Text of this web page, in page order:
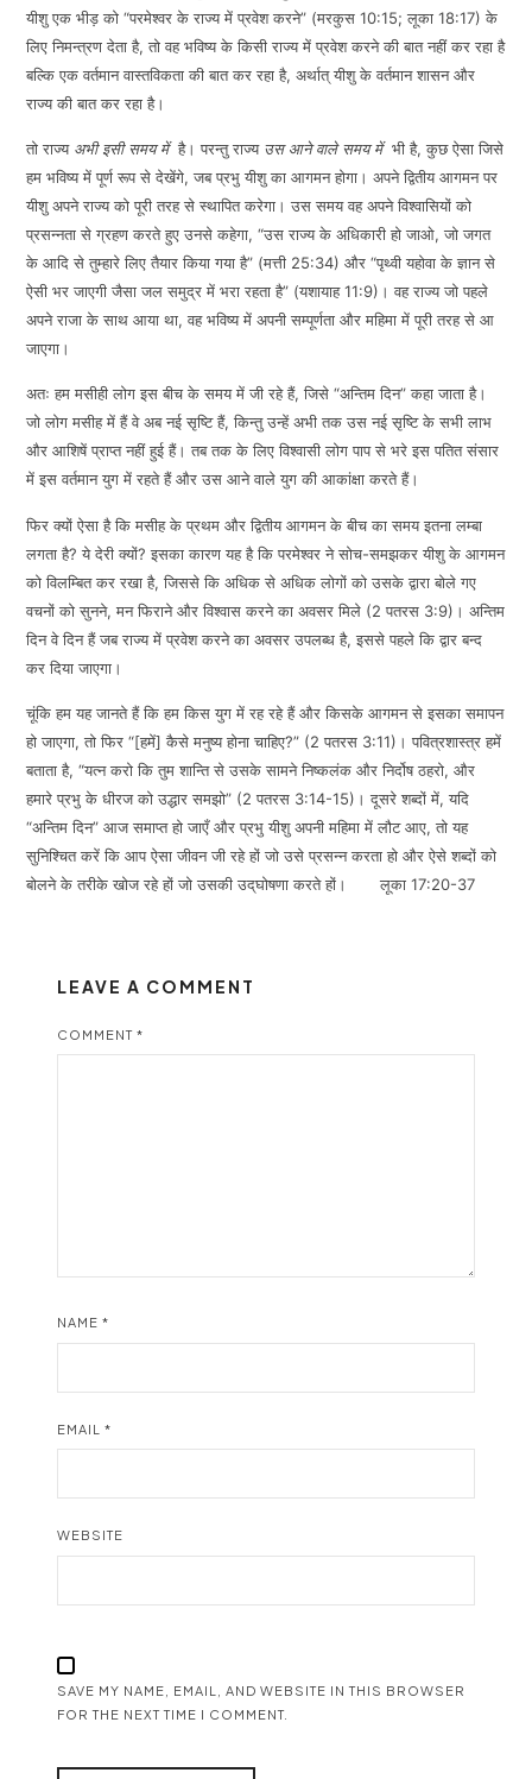
यीशु एक भीड़ को “परमेश्वर के राज्य में प्रवेश करने” (मरकुस 10:15; लूका 18:17) के
लिए निमन्त्रण देता है, तो वह भविष्य के किसी राज्य में प्रवेश करने की बात नहीं कर रहा है
बल्कि एक वर्तमान वास्तविकता की बात कर रहा है, अर्थात् यीशु के वर्तमान शासन और
राज्य की बात कर रहा है।
तो राज्य अभी इसी समय मेंहै। परन्तु राज्य उस आने वाले समय मेंभी है, कुछ ऐसा जिसे
हम भविष्य में पूर्ण रूप से देखेंगे, जब प्रभु यीशु का आगमन होगा। अपने द्वितीय आगमन पर
यीशु अपने राज्य को पूरी तरह से स्थापित करेगा। उस समय वह अपने विश्वासियों को
प्रसन्नता से ग्रहण करते हुए उनसे कहेगा, “उस राज्य के अधिकारी हो जाओ, जो जगत
के आदि से तुम्हारे लिए तैयार किया गया है” (मत्ती 25:34) और “पृथ्वी यहोवा के ज्ञान से
ऐसी भर जाएगी जैसा जल समुद्र में भरा रहता है” (यशायाह 11:9)। वह राज्य जो पहले
अपने राजा के साथ आया था, वह भविष्य में अपनी सम्पूर्णता और महिमा में पूरी तरह से आ
जाएगा।
अतः हम मसीही लोग इस बीच के समय में जी रहे हैं, जिसे “अन्तिम दिन” कहा जाता है।
जो लोग मसीह में हैं वे अब नई सृष्टि हैं, किन्तु उन्हें अभी तक उस नई सृष्टि के सभी लाभ
और आशिषें प्राप्त नहीं हुई हैं। तब तक के लिए विश्वासी लोग पाप से भरे इस पतित संसार
में इस वर्तमान युग में रहते हैं और उस आने वाले युग की आकांक्षा करते हैं।
फिर क्यों ऐसा है कि मसीह के प्रथम और द्वितीय आगमन के बीच का समय इतना लम्बा
लगता है? ये देरी क्यों? इसका कारण यह है कि परमेश्वर ने सोच-समझकर यीशु के आगमन
को विलम्बित कर रखा है, जिससे कि अधिक से अधिक लोगों को उसके द्वारा बोले गए
वचनों को सुनने, मन फिराने और विश्वास करने का अवसर मिले (2 पतरस 3:9)। अन्तिम
दिन वे दिन हैं जब राज्य में प्रवेश करने का अवसर उपलब्ध है, इससे पहले कि द्वार बन्द
कर दिया जाएगा।
चूंकि हम यह जानते हैं कि हम किस युग में रह रहे हैं और किसके आगमन से इसका समापन
हो जाएगा, तो फिर “[हमें] कैसे मनुष्य होना चाहिए?” (2 पतरस 3:11)। पवित्रशास्त्र हमें
बताता है, “यत्न करो कि तुम शान्ति से उसके सामने निष्कलंक और निर्दोष ठहरो, और
हमारे प्रभु के धीरज को उद्धार समझो” (2 पतरस 3:14-15)। दूसरे शब्दों में, यदि
“अन्तिम दिन” आज समाप्त हो जाएँ और प्रभु यीशु अपनी महिमा में लौट आए, तो यह
सुनिश्चित करें कि आप ऐसा जीवन जी रहे हों जो उसे प्रसन्न करता हो और ऐसे शब्दों को
बोलने के तरीके खोज रहे हों जो उसकी उद्‌घोषणा करते हों। लूका 17:20-37
LEAVE A COMMENT
COMMENT*
NAME*
EMAIL*
WEBSITE
SAVE MY NAME, EMAIL, AND WEBSITE IN THIS BROWSER
FOR THE NEXT TIME I COMMENT.